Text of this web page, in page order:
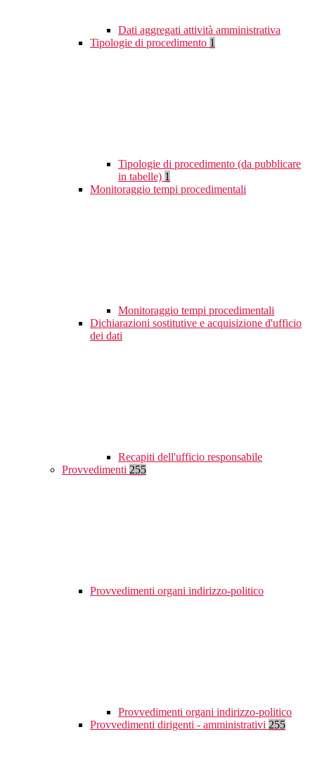
Dati aggregati attività amministrativa
Tipologie di procedimento 1
Tipologie di procedimento (da pubblicare
in tabelle) 1
Monitoraggio tempi procedimentali
Monitoraggio tempi procedimentali
Dichiarazioni sostitutive e acquisizione d'ufficio
dei dati
Recapiti dell'ufficio responsabile
Provvedimenti 255
Provvedimenti organi indirizzo-politico
Provvedimenti organi indirizzo-politico
Provvedimenti dirigenti - amministrativi 255